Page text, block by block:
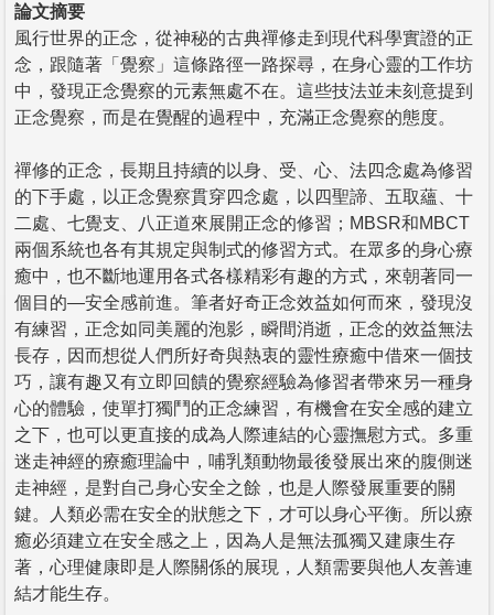
論文摘要
風行世界的正念，從神秘的古典禪修走到現代科學實證的正
念，跟隨著「覺察」這條路徑一路探尋，在身心靈的工作坊
中，發現正念覺察的元素無處不在。這些技法並未刻意提到
正念覺察，而是在覺醒的過程中，充滿正念覺察的態度。
禪修的正念，長期且持續的以身、受、心、法四念處為修習
的下手處，以正念覺察貫穿四念處，以四聖諦、五取蘊、十
二處、七覺支、八正道來展開正念的修習；MBSR和MBCT
兩個系統也各有其規定與制式的修習方式。在眾多的身心療
癒中，也不斷地運用各式各樣精彩有趣的方式，來朝著同一
個目的—安全感前進。筆者好奇正念效益如何而來，發現沒
有練習，正念如同美麗的泡影，瞬間消逝，正念的效益無法
長存，因而想從人們所好奇與熱衷的靈性療癒中借來一個技
巧，讓有趣又有立即回饋的覺察經驗為修習者帶來另一種身
心的體驗，使單打獨鬥的正念練習，有機會在安全感的建立
之下，也可以更直接的成為人際連結的心靈撫慰方式。多重
迷走神經的療癒理論中，哺乳類動物最後發展出來的腹側迷
走神經，是對自己身心安全之餘，也是人際發展重要的關
鍵。人類必需在安全的狀態之下，才可以身心平衡。所以療
癒必須建立在安全感之上，因為人是無法孤獨又建康生存
著，心理健康即是人際關係的展現，人類需要與他人友善連
結才能生存。